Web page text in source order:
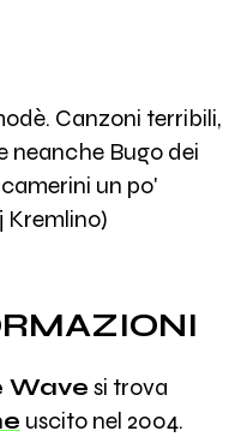
Canzoni terribili,
neanche Bugo dei
un po'
Kremlino)
Wave si trova
uscito nel 2004.